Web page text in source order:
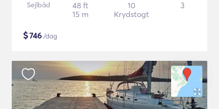
Sejlbåd
48 ft
15 m
10
Krydstogt
3
$746 /dag